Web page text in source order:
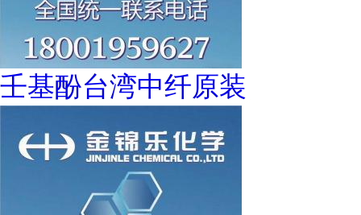
壬基酚台湾中纤原装